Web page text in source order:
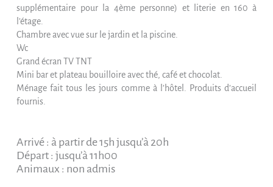
supplémentaire pour la 4ème personne) et literie en 160 à
l’étage.
Chambre avec vue sur le jardin et la piscine.
Wc
Grand écran TV TNT
Mini bar et plateau bouilloire avec thé, café et chocolat.
Ménage fait tous les jours comme à l’hôtel. Produits d’accueil
fournis.
Arrivé : à partir de 15h jusqu’à 20h
Départ : jusqu’à 11h00
Animaux : non admis